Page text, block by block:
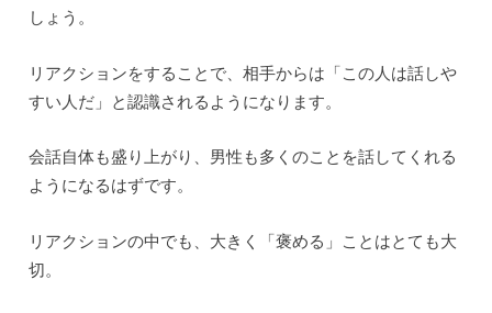
しょう。
リアクションをすることで、相手からは「この人は話しや
すい人だ」と認識されるようになります。
会話自体も盛り上がり、男性も多くのことを話してくれる
ようになるはずです。
リアクションの中でも、大きく「褒める」ことはとても大
切。